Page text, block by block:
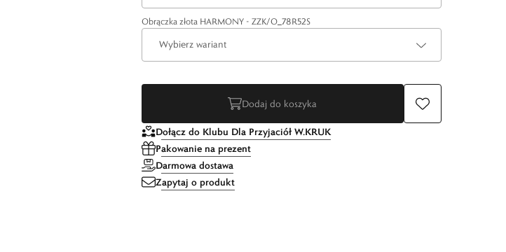
Obrączka złota HARMONY - ZZK/O_78R52S
Wybierz wariant
Dodaj do koszyka
Dołącz do Klubu Dla Przyjaciół W.KRUK
Pakowanie na prezent
Darmowa dostawa
Zapytaj o produkt